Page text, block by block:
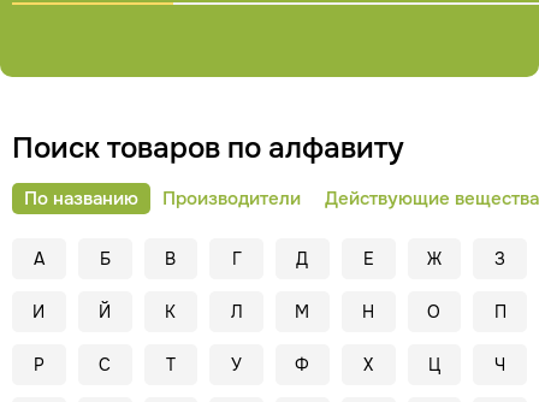
авторства и ссылка на первоисточник обязательны.
Поиск товаров по алфавиту
По названию Производители Действующие вещества
А Б В Г Д Е Ж З
И Й К Л М Н О П
Р С Т У Ф Х Ц Ч